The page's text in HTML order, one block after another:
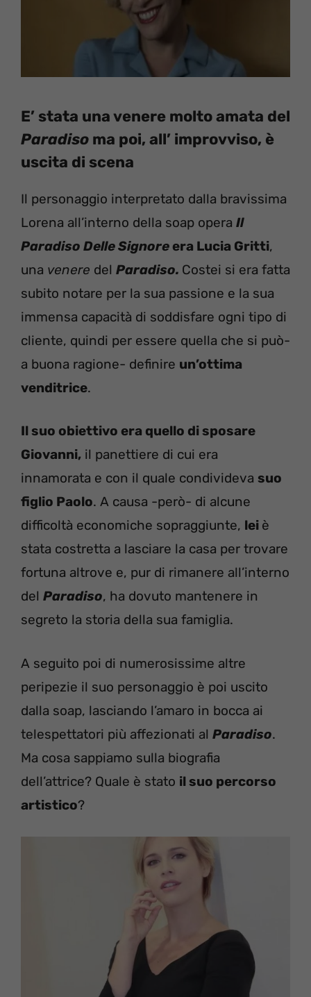
E’ stata una venere molto amata del
Paradiso ma poi, all’ improvviso, è
uscita di scena
Il personaggio interpretato dalla bravissima
Lorena all’interno della soap opera Il
Paradiso Delle Signoreera Lucia Gritti,
una venere del Paradiso. Costei si era fatta
subito notare per la sua passione e la sua
immensa capacità di soddisfare ogni tipo di
cliente, quindi per essere quella che si può-
a buona ragione- definire un’ottima
venditrice.
Il suo obiettivo era quello di sposare
Giovanni, il panettiere di cui era
innamorata e con il quale condivideva suo
figlio Paolo. A causa -però- di alcune
difficoltà economiche sopraggiunte, lei è
stata costretta a lasciare la casa per trovare
fortuna altrove e, pur di rimanere all’interno
del Paradiso, ha dovuto mantenere in
segreto la storia della sua famiglia.
A seguito poi di numerosissime altre
peripezie il suo personaggio è poi uscito
dalla soap, lasciando l’amaro in bocca ai
telespettatori più affezionati al Paradiso.
Ma cosa sappiamo sulla biografia
dell’attrice? Quale è stato il suo percorso
artistico?